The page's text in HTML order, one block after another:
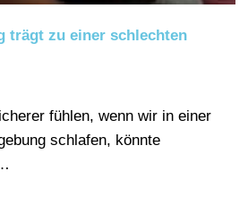
trägt zu einer schlechten
fühlen, wenn wir in einer
schlafen, könnte